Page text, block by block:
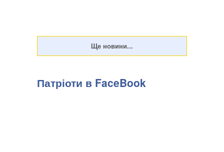
Патріоти в FaceBook